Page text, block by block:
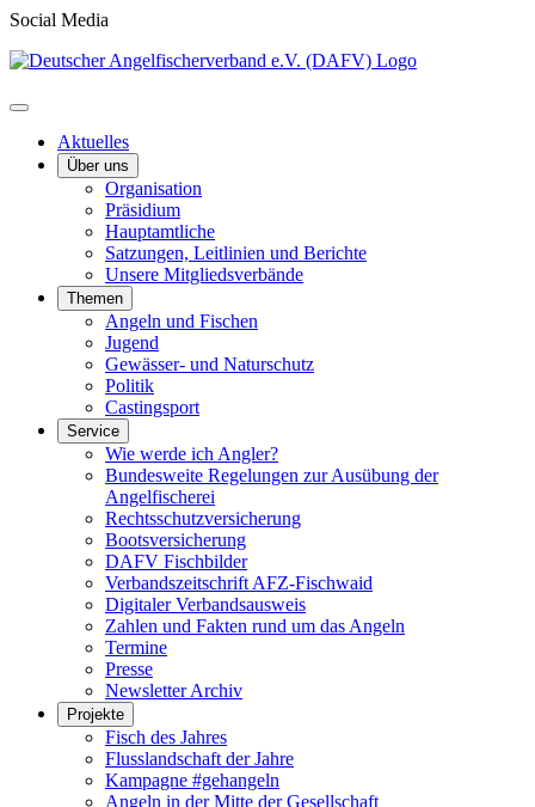
Social Media
Aktuelles
Über uns
Organisation
Präsidium
Hauptamtliche
Satzungen, Leitlinien und Berichte
Unsere Mitgliedsverbände
Themen
Angeln und Fischen
Jugend
Gewässer- und Naturschutz
Politik
Castingsport
Service
Wie werde ich Angler?
Bundesweite Regelungen zur Ausübung der
Angelfischerei
Rechtsschutzversicherung
Bootsversicherung
DAFV Fischbilder
Verbandszeitschrift AFZ-Fischwaid
Digitaler Verbandsausweis
Zahlen und Fakten rund um das Angeln
Termine
Presse
Newsletter Archiv
Projekte
Fisch des Jahres
Flusslandschaft der Jahre
Kampagne #gehangeln
Angeln in der Mitte der Gesellschaft